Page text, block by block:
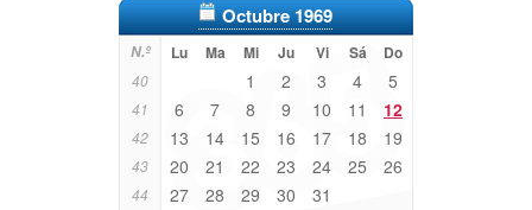
Octubre 1969
N.º Lu Ma Mi Ju Vi Sá Do
40 1 2 3 4 5
41 6 7 8 9 10 11 12
42 13 14 15 16 17 18 19
43 20 21 22 23 24 25 26
44 27 28 29 30 31